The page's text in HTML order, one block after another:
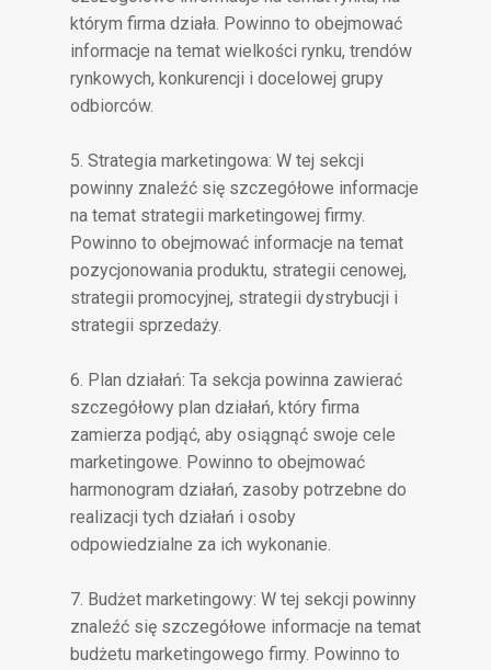
którym firma działa. Powinno to obejmować
informacje na temat wielkości rynku, trendów
rynkowych, konkurencji i docelowej grupy
odbiorców.
5. Strategia marketingowa: W tej sekcji
powinny znaleźć się szczegółowe informacje
na temat strategii marketingowej firmy.
Powinno to obejmować informacje na temat
pozycjonowania produktu, strategii cenowej,
strategii promocyjnej, strategii dystrybucji i
strategii sprzedaży.
6. Plan działań: Ta sekcja powinna zawierać
szczegółowy plan działań, który firma
zamierza podjąć, aby osiągnąć swoje cele
marketingowe. Powinno to obejmować
harmonogram działań, zasoby potrzebne do
realizacji tych działań i osoby
odpowiedzialne za ich wykonanie.
7. Budżet marketingowy: W tej sekcji powinny
znaleźć się szczegółowe informacje na temat
budżetu marketingowego firmy. Powinno to